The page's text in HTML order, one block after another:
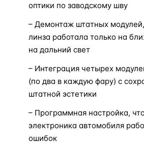
оптики по заводскому шву
– Демонтаж штатных
линза работала только на
на дальний свет
– Интеграция четырех
(по два в каждую фару) с
штатной эстетики
– Программная настройка,
электроника автомобиля
ошибок